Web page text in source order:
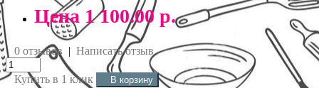
Цена 1 100.00 р.
0 отзывов | Написать отзыв
Купить в 1 клик В корзину